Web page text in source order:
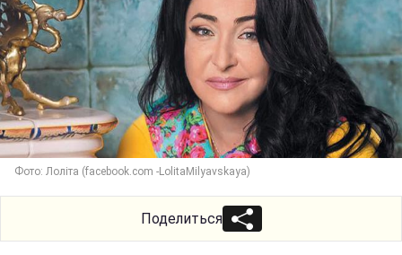
Фото: Лоліта (facebook.com -LolitaMilyavskaya)
Поделиться